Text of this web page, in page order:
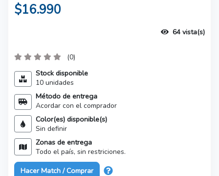
$16.990
64 vista(s)
(0)
Stock disponible
10 unidades
Método de entrega
Acordar con el comprador
Color(es) disponible(s)
Sin definir
Zonas de entrega
Todo el país, sin restriciones.
Hacer Match / Comprar